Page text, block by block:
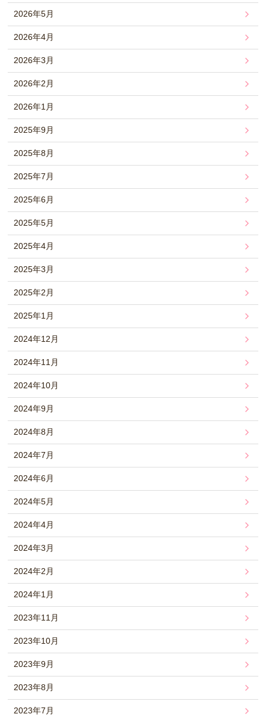
2026年5月
2026年4月
2026年3月
2026年2月
2026年1月
2025年9月
2025年8月
2025年7月
2025年6月
2025年5月
2025年4月
2025年3月
2025年2月
2025年1月
2024年12月
2024年11月
2024年10月
2024年9月
2024年8月
2024年7月
2024年6月
2024年5月
2024年4月
2024年3月
2024年2月
2024年1月
2023年11月
2023年10月
2023年9月
2023年8月
2023年7月